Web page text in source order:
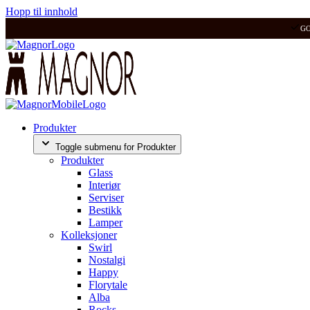
Hopp til innhold
Produkter
Toggle submenu for Produkter
Produkter
Glass
Interiør
Serviser
Bestikk
Lamper
Kolleksjoner
Swirl
Nostalgi
Happy
Florytale
Alba